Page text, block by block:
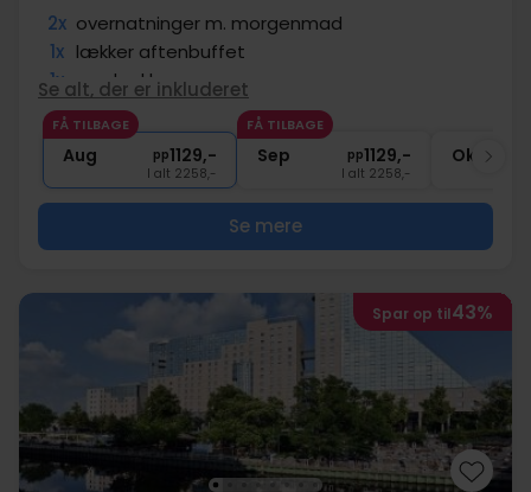
2x overnatninger m. morgenmad
1x lækker aftenbuffet
1x madpakke
1x Guidet tur
1x 1 velkomstdrink
Se alt, der er inkluderet
FÅ TILBAGE
Aug pp1129,-
I alt 2258,-
FÅ TILBAGE
Sep pp1129,-
I alt 2258,-
Okt
Se mere
Spar op til43%